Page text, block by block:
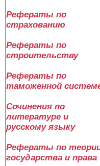
Рефераты по
страхованию
Рефераты по
строительству
Рефераты по
таможенной
Сочинения по
литературе и
русскому языку
Рефераты по
государства и права